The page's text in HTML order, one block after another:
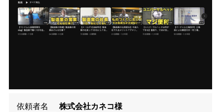
依頼者名
株式会社カネコ様